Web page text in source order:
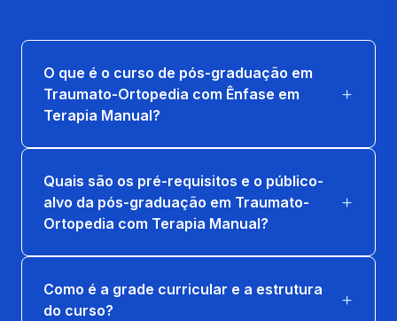
27 horas
PILATES
18 horas
SISTEMA POSTURAL
18 horas
18 horas
O que é o curso de pós-graduação em
Traumato-Ortopedia com Ênfase em
Terapia Manual?
Quais são os pré-requisitos e o público-
alvo da pós-graduação em Traumato-
Ortopedia com Terapia Manual?
Como é a grade curricular e a estrutura
do curso?